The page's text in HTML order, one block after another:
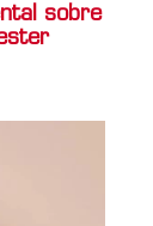
sobre